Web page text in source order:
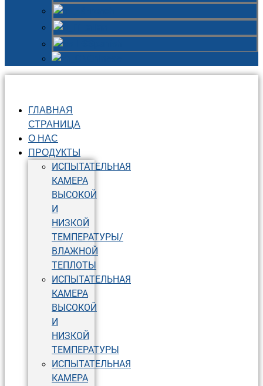
ГЛАВНАЯ
СТРАНИЦА
О НАС
ПРОДУКТЫ
ИСПЫТАТЕЛЬНАЯ
КАМЕРА
ВЫСОКОЙ
И
НИЗКОЙ
ТЕМПЕРАТУРЫ/
ВЛАЖНОЙ
ТЕПЛОТЫ
ИСПЫТАТЕЛЬНАЯ
КАМЕРА
ВЫСОКОЙ
И
НИЗКОЙ
ТЕМПЕРАТУРЫ
ИСПЫТАТЕЛЬНАЯ
КАМЕРА